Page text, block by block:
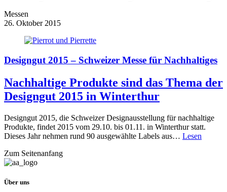
Messen
26. Oktober 2015
Designgut 2015 – Schweizer Messe für Nachhaltiges
Nachhaltige Produkte sind das Thema der
Designgut 2015 in Winterthur
Designgut 2015, die Schweizer Designausstellung für nachhaltige
Produkte, findet 2015 vom 29.10. bis 01.11. in Winterthur statt.
Dieses Jahr nehmen rund 90 ausgewählte Labels aus… Lesen
Zum Seitenanfang
Über uns